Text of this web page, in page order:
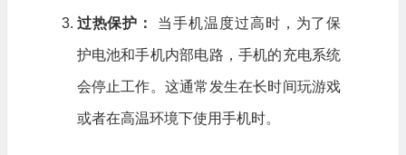
过热保护： 当手机温度过高时，为了保
护电池和手机内部电路，手机的充电系统
会停止工作。这通常发生在长时间玩游戏
或者在高温环境下使用手机时。